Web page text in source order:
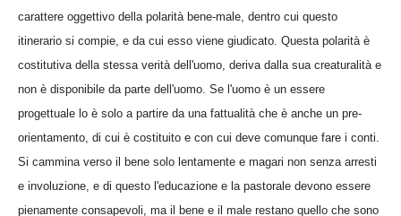
carattere oggettivo della polarità bene-male, dentro cui questo
itinerario si compie, e da cui esso viene giudicato. Questa polarità è
costitutiva della stessa verità dell'uomo, deriva dalla sua creaturalità e
non è disponibile da parte dell'uomo. Se l'uomo è un essere
progettuale lo è solo a partire da una fattualità che è anche un pre-
orientamento, di cui è costituito e con cui deve comunque fare i conti.
Si cammina verso il bene solo lentamente e magari non senza arresti
e involuzione, e di questo l'educazione e la pastorale devono essere
pienamente consapevoli, ma il bene e il male restano quello che sono